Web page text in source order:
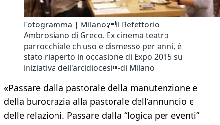
Fotogramma | Milano:il Refettorio
Ambrosiano di Greco. Ex cinema teatro
parrocchiale chiuso e dismesso per anni, è
stato riaperto in occasione di Expo 2015 su
iniziativa dell'arcidiocesidi Milano
«Passare dalla pastorale della manutenzione e
della burocrazia alla pastorale dell’annuncio e
delle relazioni. Passare dalla “logica per eventi”